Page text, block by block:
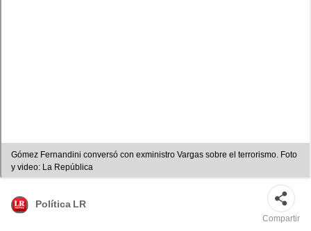
Gómez Fernandini conversó con exministro Vargas sobre el terrorismo. Foto
y video: La República
Política LR
Compartir